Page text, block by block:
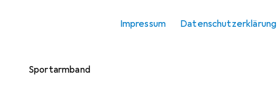
Impressum Datenschutzerklärung
Sportarmband